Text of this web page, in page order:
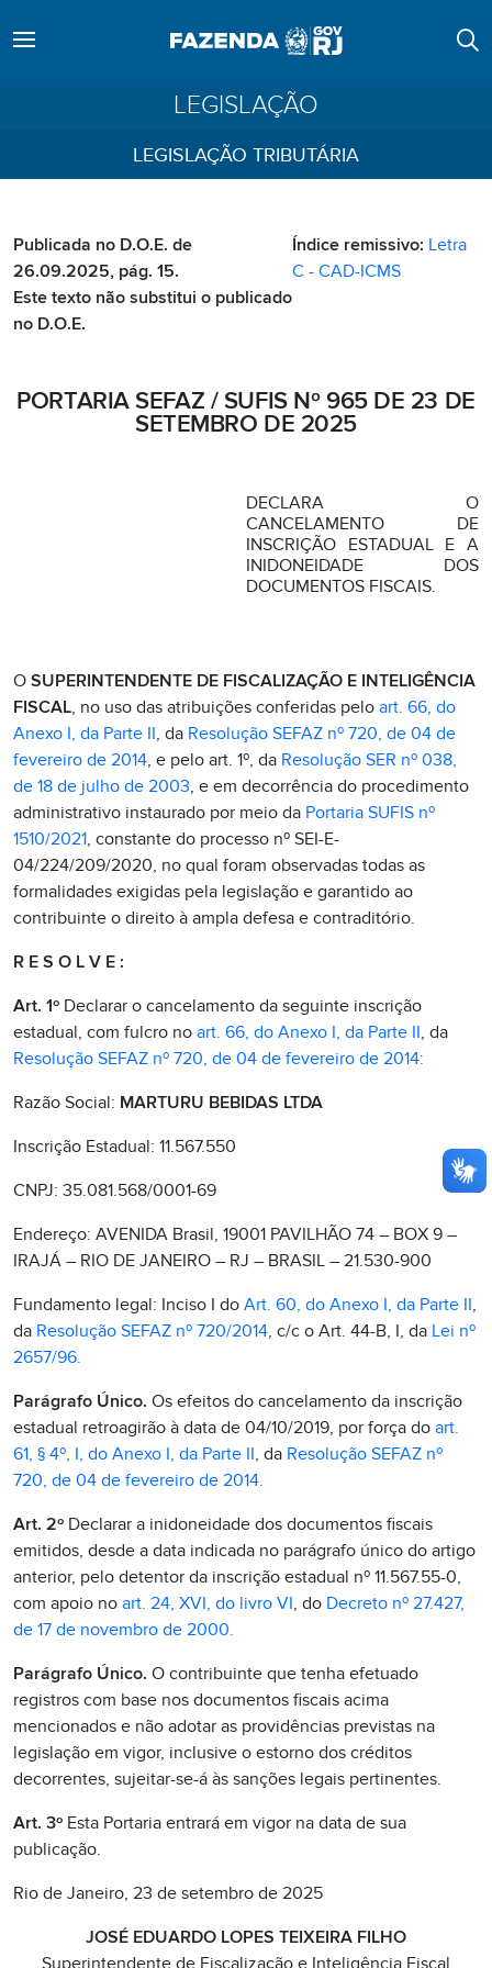
LEGISLAÇÃO
LEGISLAÇÃO TRIBUTÁRIA
Publicada no D.O.E. de
26.09.2025, pág. 15.
Este texto não substitui o publicado
no D.O.E.
Índice remissivo: Letra
C - CAD-ICMS
PORTARIA SEFAZ / SUFIS Nº 965 DE 23 DE
SETEMBRO DE 2025
DECLARA O
CANCELAMENTO DE
INSCRIÇÃO ESTADUAL E A
INIDONEIDADE DOS
DOCUMENTOS FISCAIS.
O SUPERINTENDENTE DE FISCALIZAÇÃO E INTELIGÊNCIA
FISCAL, no uso das atribuições conferidas pelo art. 66, do
Anexo I, da Parte II, da Resolução SEFAZ nº 720, de 04 de
fevereiro de 2014, e pelo art. 1º, da Resolução SER nº 038,
de 18 de julho de 2003, e em decorrência do procedimento
administrativo instaurado por meio da Portaria SUFIS nº
1510/2021, constante do processo nº SEI-E-
04/224/209/2020, no qual foram observadas todas as
formalidades exigidas pela legislação e garantido ao
contribuinte o direito à ampla defesa e contraditório.
R E S O L V E :
Art. 1º Declarar o cancelamento da seguinte inscrição
estadual, com fulcro no art. 66, do Anexo I, da Parte II, da
Resolução SEFAZ nº 720, de 04 de fevereiro de 2014:
Razão Social: MARTURU BEBIDAS LTDA
Inscrição Estadual: 11.567.550
CNPJ: 35.081.568/0001-69
Endereço: AVENIDA Brasil, 19001 PAVILHÃO 74 – BOX 9 –
IRAJÁ – RIO DE JANEIRO – RJ – BRASIL – 21.530-900
Fundamento legal: Inciso I do Art. 60, do Anexo I, da Parte II,
da Resolução SEFAZ nº 720/2014, c/c o Art. 44-B, I, da Lei nº
2657/96.
Parágrafo Único. Os efeitos do cancelamento da inscrição
estadual retroagirão à data de 04/10/2019, por força do art.
61, § 4º, I, do Anexo I, da Parte II, da Resolução SEFAZ nº
720, de 04 de fevereiro de 2014.
Art. 2º Declarar a inidoneidade dos documentos fiscais
emitidos, desde a data indicada no parágrafo único do artigo
anterior, pelo detentor da inscrição estadual nº 11.567.55-0,
com apoio no art. 24, XVI, do livro VI, do Decreto nº 27.427,
de 17 de novembro de 2000.
Parágrafo Único. O contribuinte que tenha efetuado
registros com base nos documentos fiscais acima
mencionados e não adotar as providências previstas na
legislação em vigor, inclusive o estorno dos créditos
decorrentes, sujeitar-se-á às sanções legais pertinentes.
Art. 3º Esta Portaria entrará em vigor na data de sua
publicação.
Rio de Janeiro, 23 de setembro de 2025
JOSÉ EDUARDO LOPES TEIXEIRA FILHO
Superintendente de Fiscalização e Inteligência Fiscal